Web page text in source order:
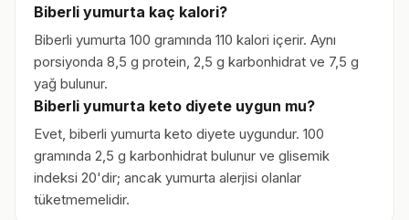
Biberli yumurta kaç kalori?
Biberli yumurta 100 gramında 110 kalori içerir. Aynı
porsiyonda 8,5 g protein, 2,5 g karbonhidrat ve 7,5 g
yağ bulunur.
Biberli yumurta keto diyete uygun mu?
Evet, biberli yumurta keto diyete uygundur. 100
gramında 2,5 g karbonhidrat bulunur ve glisemik
indeksi 20'dir; ancak yumurta alerjisi olanlar
tüketmemelidir.